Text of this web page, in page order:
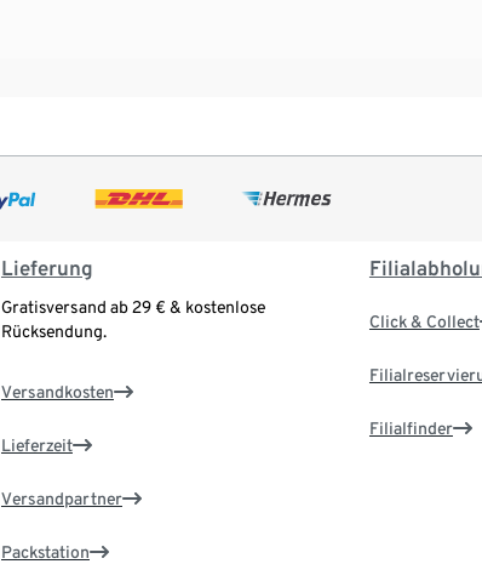
Lieferung
Gratisversand ab 29 € & kostenlose
Rücksendung.
Versandkosten
Lieferzeit
Versandpartner
Packstation
Click & Collect
Filialfinder